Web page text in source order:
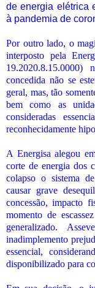
de energia elétrica
à pandemia de
Por outro lado, o
interposto pela
concedida não se
geral, mas, tão
bem como as
consideradas
reconhecidamente
A Energisa alegou
corte de energia dos
colapso o sistema
causar grave
concessão, impacto
momento de
generalizado.
inadimplemento
essencial,
disponibilizado para